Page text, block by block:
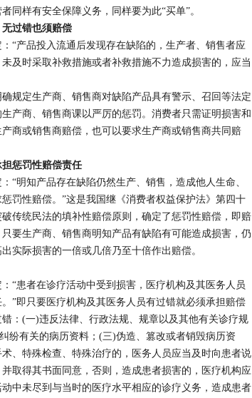
同样有安全保障义务，同样要为此“买单”。
过错也须赔偿
产品投入流通后发现存在缺陷的，生产者、销售者应
及时采取补救措施或者补救措施不力造成损害的，应当
定生产商、销售商对缺陷产品具有警示、召回等法定
产商、销售商课以严厉的惩罚。消费者只需证明损害和
商或销售商赔偿，也可以要求生产商或销售商共同赔
惩罚性赔偿责任
明知产品存在缺陷仍然生产、销售，造成他人生命、
罚性赔偿。”这是我国继《消费者权益保护法》第四十
传统民法的填补性赔偿原则，确定了惩罚性赔偿，即赔
要生产商、销售商明知产品有缺陷有可能造成损害，仍
实际损害的一倍或几倍乃至十倍作出赔偿。
患者在诊疗活动中受到损害，医疗机构及其医务人员
”即只要医疗机构及其医务人员有过错就必须承担赔偿
：(一)违反法律、行政法规、规章以及其他有关诊疗规
纷有关的病历资料；(三)伪造、篡改或者销毁病历资
、特殊检查、特殊治疗的，医务人员应当及时向患者说
取得其书面同意，否则，造成患者损害的，医疗机构应
中未尽到与当时的医疗水平相应的诊疗义务，造成患者